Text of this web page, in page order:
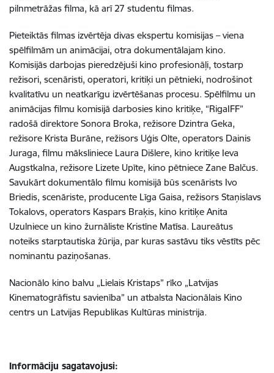
pilnmetrāžas filma, kā arī 27 studentu filmas.
Pieteiktās filmas izvērtēja divas ekspertu komisijas – viena
spēlfilmām un animācijai, otra dokumentālajam kino.
Komisijās darbojas pieredzējuši kino profesionāļi, tostarp
režisori, scenāristi, operatori, kritiķi un pētnieki, nodrošinot
kvalitatīvu un neatkarīgu izvērtēšanas procesu. Spēlfilmu un
animācijas filmu komisijā darbosies kino kritiķe, “RigaIFF”
radošā direktore Sonora Broka, režisore Dzintra Geka,
režisore Krista Burāne, režisors Uģis Olte, operators Dainis
Juraga, filmu māksliniece Laura Dišlere, kino kritiķe Ieva
Augstkalna, režisore Lizete Upīte, kino pētniece Zane Balčus.
Savukārt dokumentālo filmu komisijā būs scenārists Ivo
Briedis, scenāriste, producente Līga Gaisa, režisors Staņislavs
Tokalovs, operators Kaspars Braķis, kino kritiķe Anita
Uzulniece un kino žurnāliste Kristīne Matīsa. Laureātus
noteiks starptautiska žūrija, par kuras sastāvu tiks vēstīts pēc
nominantu paziņošanas.
Nacionālo kino balvu „Lielais Kristaps” rīko „Latvijas
Kinematogrāfistu savienība” un atbalsta Nacionālais Kino
centrs un Latvijas Republikas Kultūras ministrija.
Informāciju sagatavojusi: